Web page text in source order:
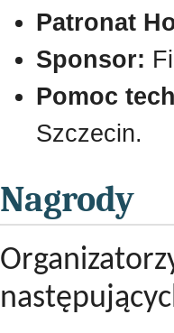
Patronat
Sponsor:
Pomoc
Szczecin.
Nagrody